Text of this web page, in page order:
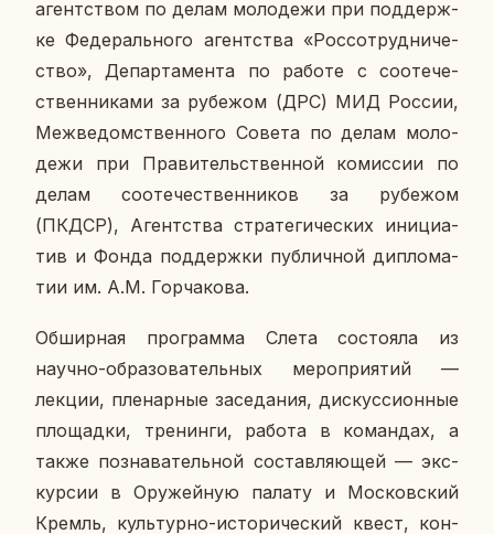
агент­ством по делам мо­ло­де­жи при под­держ­
ке Фе­де­раль­но­го агент­ства «Рос­со­труд­ни­че­
ство», Де­пар­та­мен­та по работе с со­оте­че­
ствен­ни­ка­ми за ру­бе­жом (ДРС) МИД России,
Меж­ве­дом­ствен­но­го Совета по делам мо­ло­
де­жи при Пра­ви­тель­ствен­ной ко­мис­сии по
делам со­оте­че­ствен­ни­ков за ру­бе­жом
(ПКДСР), Агент­ства стра­те­ги­че­ских ини­ци­а­
тив и Фонда под­держ­ки пуб­лич­ной ди­пло­ма­
тии им. А.М. Гор­ча­ко­ва.
Об­шир­ная про­грам­ма Слета со­сто­я­ла из
научно-об­ра­зо­ва­тель­ных ме­ро­при­я­тий —
лекции, пле­нар­ные за­се­да­ния, дис­кус­си­он­ные
пло­щад­ки, тре­нин­ги, работа в ко­ман­дах, а
также по­зна­ва­тель­ной со­став­ля­ю­щей — экс­
кур­сии в Ору­жей­ную палату и Мос­ков­ский
Кремль, куль­тур­но-ис­то­ри­че­ский квест, кон­